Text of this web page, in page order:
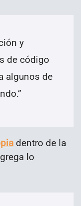
y
de código
algunos de
”
dentro de la
lo